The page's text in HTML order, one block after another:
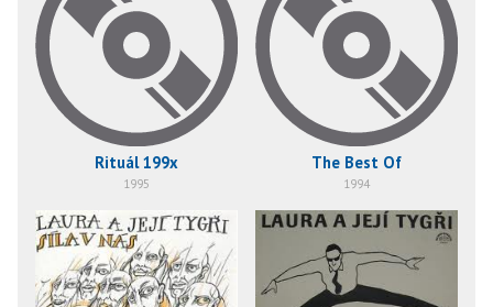
Rituál 199x
1995
The Best Of
1994